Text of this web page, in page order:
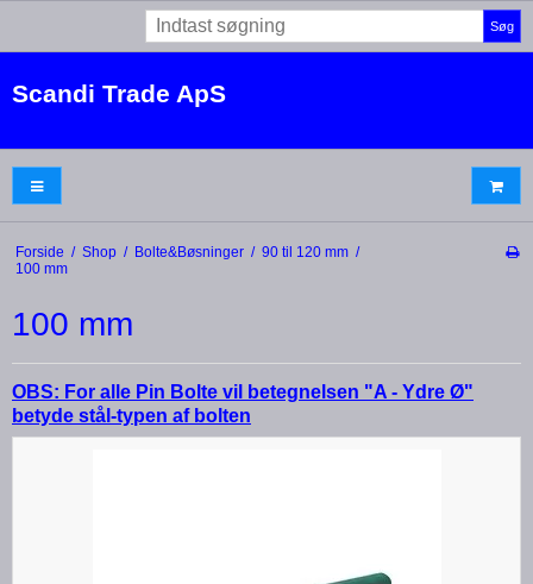
Søg
Scandi Trade ApS
Forside / Shop / Bolte&Bøsninger / 90 til 120 mm /
100 mm
100 mm
OBS: For alle Pin Bolte vil betegnelsen "A - Ydre Ø"
betyde stål-typen af bolten